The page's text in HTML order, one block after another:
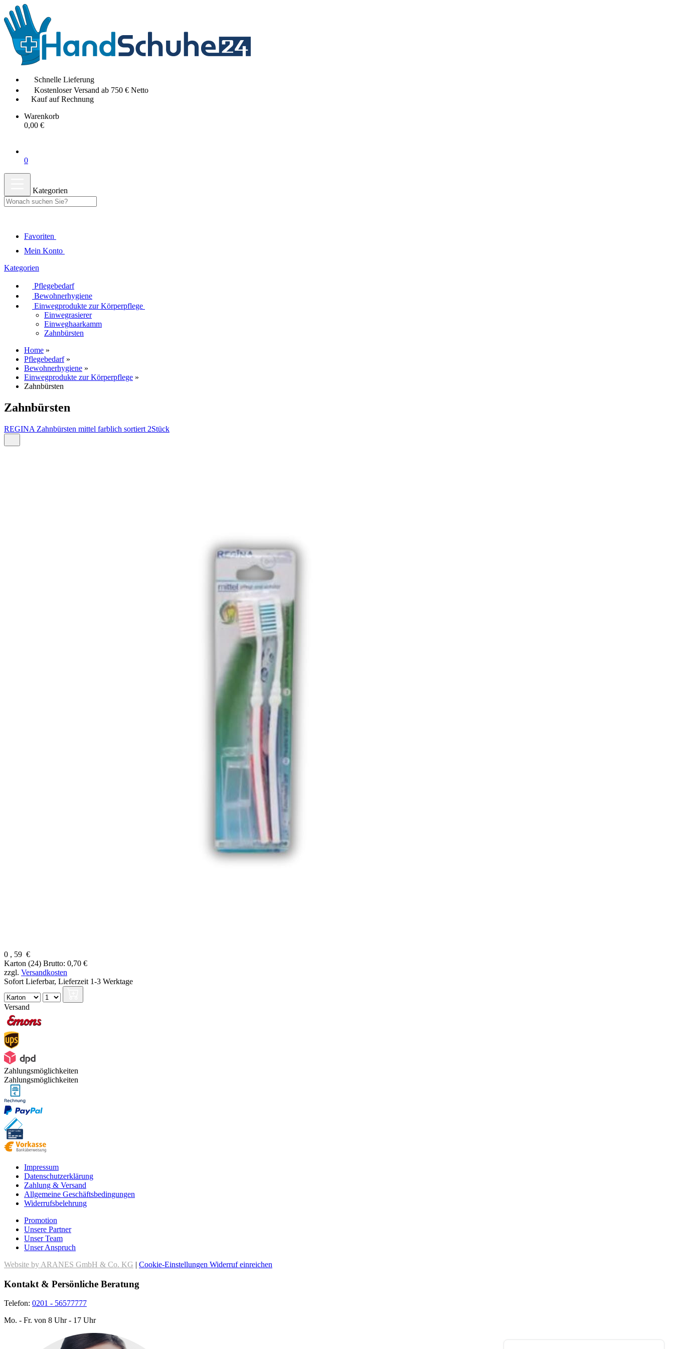
Schnelle Lieferung
Kostenloser Versand ab 750 € Netto
Kauf auf Rechnung
Warenkorb
0,00 €
0
Kategorien
Favoriten
Mein Konto
Kategorien
Pflegebedarf
Bewohnerhygiene
Einwegprodukte zur Körperpflege
Einwegrasierer
Einweghaarkamm
Zahnbürsten
Home »
Pflegebedarf »
Bewohnerhygiene »
Einwegprodukte zur Körperpflege »
Zahnbürsten
Zahnbürsten
REGINA Zahnbürsten mittel farblich sortiert 2Stück
0 , 59 €
Karton (24) Brutto: 0,70 €
zzgl. Versandkosten
Sofort Lieferbar, Lieferzeit 1-3 Werktage
Versand
Zahlungsmöglichkeiten
Zahlungsmöglichkeiten
Impressum
Datenschutzerklärung
Zahlung & Versand
Allgemeine Geschäftsbedingungen
Widerrufsbelehrung
Promotion
Unsere Partner
Unser Team
Unser Anspruch
Website by ARANES GmbH & Co. KG | Cookie-Einstellungen Widerruf einreichen
Kontakt & Persönliche Beratung
Telefon: 0201 - 56577777
Mo. - Fr. von 8 Uhr - 17 Uhr